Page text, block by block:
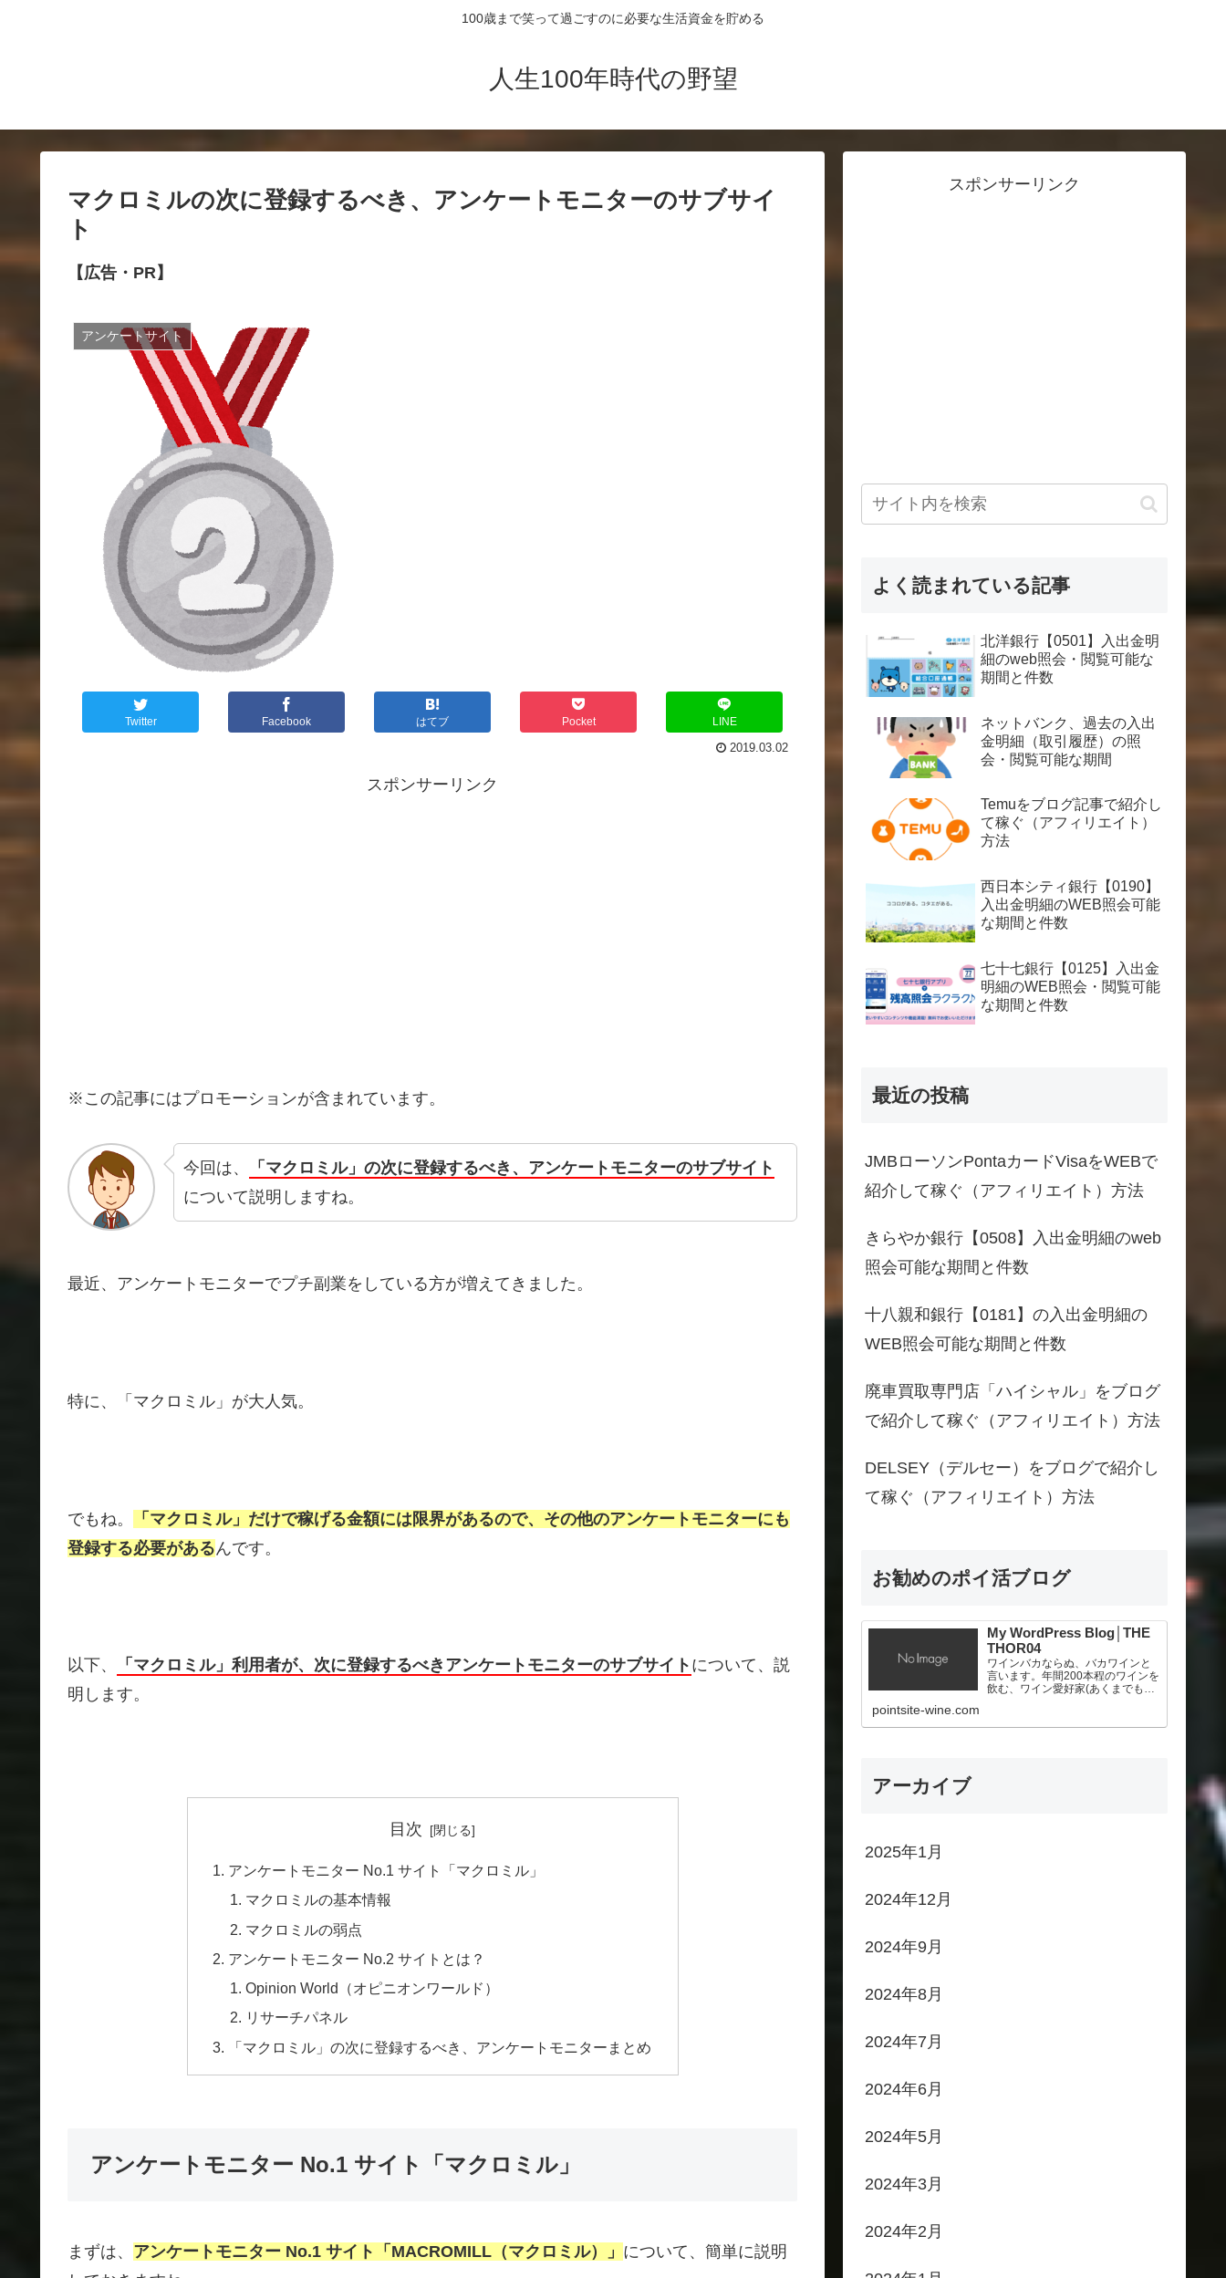
100歳まで笑って過ごすのに必要な生活資金を貯める
人生100年時代の野望
マクロミルの次に登録するべき、アンケートモニターのサブサイ
ト
【広告・PR】
アンケートサイト
Twitter Facebook はてブ Pocket LINE
2019.03.02
スポンサーリンク
※この記事にはプロモーションが含まれています。
今回は、
「マクロミル」の次に登録するべき、アンケートモニターのサブサイト
について説明しますね。
最近、アンケートモニターでプチ副業をしている方が増えてきました。
特に、「マクロミル」が大人気。
でもね。
「マクロミル」だけで稼げる金額には限界があるので、その他のアンケートモニターにも
登録する必要があるんです。
以下、 「マクロミル」利用者が、次に登録するべきアンケートモニターのサブサイト について、説
明します。
目次
アンケートモニター No.1 サイト「マクロミル」
マクロミルの基本情報
マクロミルの弱点
アンケートモニター No.2 サイトとは？
Opinion World（オピニオンワールド）
リサーチパネル
「マクロミル」の次に登録するべき、アンケートモニターまとめ
アンケートモニター No.1 サイト「マクロミル」
まずは、 アンケートモニター No.1 サイト「MACROMILL（マクロミル）」 について、簡単に説明
スポンサーリンク
よく読まれている記事
北洋銀行【0501】入出金明
細のweb照会・閲覧可能な
期間と件数
ネットバンク、過去の入出
金明細（取引履歴）の照
会・閲覧可能な期間
Temuをブログ記事で紹介し
て稼ぐ（アフィリエイト）
方法
西日本シティ銀行【0190】
入出金明細のWEB照会可能
な期間と件数
七十七銀行【0125】入出金
明細のWEB照会・閲覧可能
な期間と件数
最近の投稿
JMBローソンPontaカードVisaをWEBで
紹介して稼ぐ（アフィリエイト）方法
きらやか銀行【0508】入出金明細のweb
照会可能な期間と件数
十八親和銀行【0181】の入出金明細の
WEB照会可能な期間と件数
廃車買取専門店「ハイシャル」をブログ
で紹介して稼ぐ（アフィリエイト）方法
DELSEY（デルセー）をブログで紹介し
て稼ぐ（アフィリエイト）方法
お勧めのポイ活ブログ
My WordPress Blog│THE
THOR04
ワインバカならぬ、バカワインと
言います。年間200本程のワインを
飲む、ワイン愛好家(あくまでも素
いたいと願う、サラリーマン。
pointsite-wine.com
アーカイブ
2025年1月
2024年12月
2024年9月
2024年8月
2024年7月
2024年6月
2024年5月
2024年3月
2024年2月